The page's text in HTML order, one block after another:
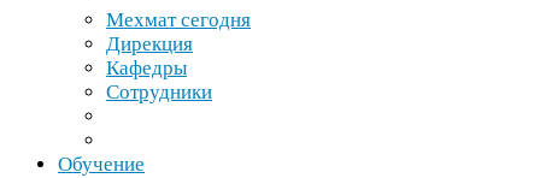
Мехмат сегодня
Дирекция
Кафедры
Сотрудники
Обучение